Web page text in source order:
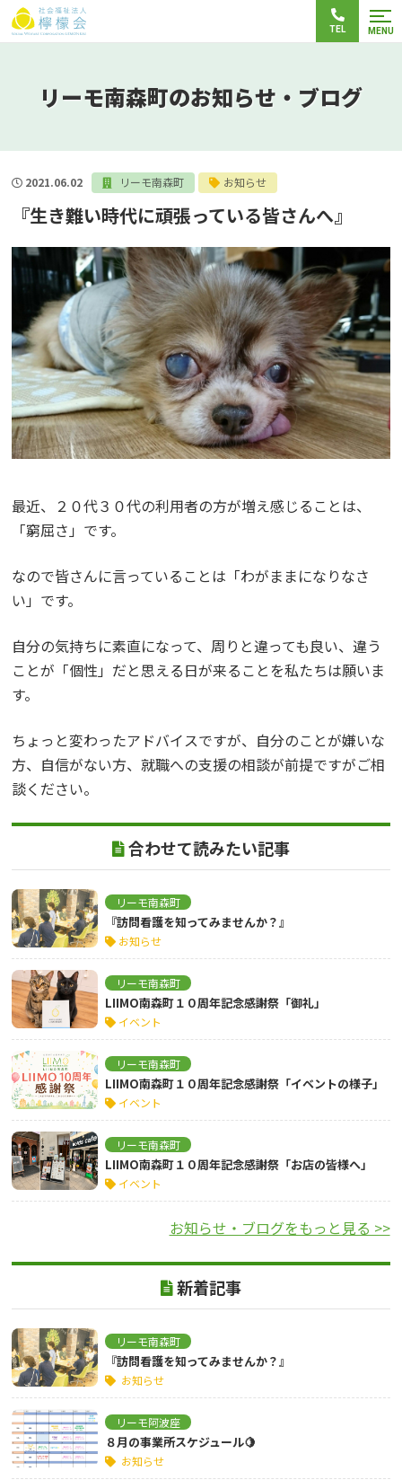
TEL MENU
リーモ南森町のお知らせ・ブログ
2021.06.02 リーモ南森町 お知らせ
『生き難い時代に頑張っている皆さんへ』
最近、２０代３０代の利用者の方が増え感じることは、
「窮屈さ」です。
なので皆さんに言っていることは「わがままになりなさ
い」です。
自分の気持ちに素直になって、周りと違っても良い、違う
ことが「個性」だと思える日が来ることを私たちは願いま
す。
ちょっと変わったアドバイスですが、自分のことが嫌いな
方、自信がない方、就職への支援の相談が前提ですがご相
談ください。
合わせて読みたい記事
リーモ南森町
『訪問看護を知ってみませんか？』
お知らせ
リーモ南森町
LIIMO南森町１０周年記念感謝祭「御礼」
イベント
リーモ南森町
LIIMO南森町１０周年記念感謝祭「イベントの様子」
イベント
リーモ南森町
LIIMO南森町１０周年記念感謝祭「お店の皆様へ」
イベント
お知らせ・ブログをもっと見る >>
新着記事
リーモ南森町
『訪問看護を知ってみませんか？』
お知らせ
リーモ阿波座
８月の事業所スケジュール🍋
お知らせ